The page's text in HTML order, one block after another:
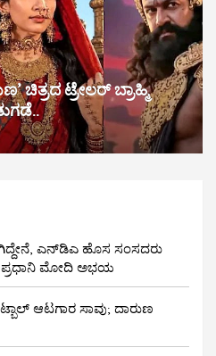
ಚಿತ್ರದ ಟ್ರೇಲರ್ ಬ್ರಾಹ್ಮಿ
ಎನ್‌ಡಿಎ ಹೊಸ ಸಂಸದರು
ಮೋದಿ ಅಭಯ
ಆಟಗಾರ ಸಾವು; ದಾರುಣ